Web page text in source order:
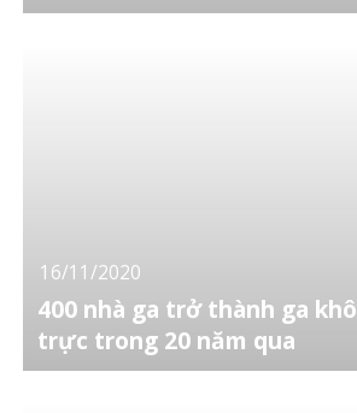
16/11/2020
400 nhà ga trở thành ga
trực trong 20 năm qua